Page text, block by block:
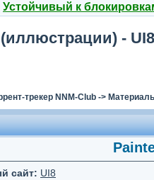
Устойчивый к
-
трекер NNM-Club ->
сайт: UI8